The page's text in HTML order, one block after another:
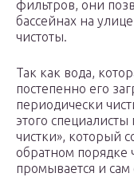
фильтров, они
бассейнах на
чистоты.
Так как вода,
постепенно его
периодически
этого
чистки», который
обратном порядке
промывается и сам